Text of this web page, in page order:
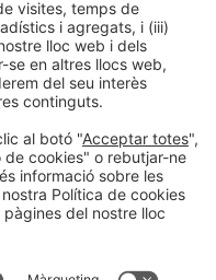
Política de privacitat